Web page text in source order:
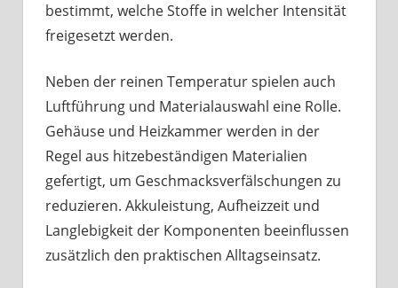
bestimmt, welche Stoffe in welcher Intensität
freigesetzt werden.
Neben der reinen Temperatur spielen auch
Luftführung und Materialauswahl eine Rolle.
Gehäuse und Heizkammer werden in der
Regel aus hitzebeständigen Materialien
gefertigt, um Geschmacksverfälschungen zu
reduzieren. Akkuleistung, Aufheizzeit und
Langlebigkeit der Komponenten beeinflussen
zusätzlich den praktischen Alltagseinsatz.